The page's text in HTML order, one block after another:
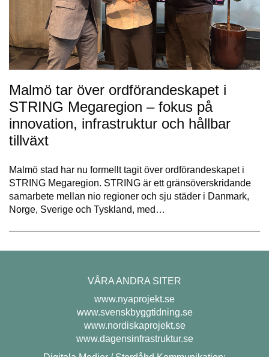
Malmö tar över ordförandeskapet i
STRING Megaregion – fokus på
innovation, infrastruktur och hållbar
tillväxt
Malmö stad har nu formellt tagit över ordförandeskapet i
STRING Megaregion. STRING är ett gränsöverskridande
samarbete mellan nio regioner och sju städer i Danmark,
Norge, Sverige och Tyskland, med…
VÅRA ANDRA SITER
www.nyaprojekt.se
www.svenskbyggtidning.se
www.nordiskaprojekt.se
www.dagensinfrastruktur.se